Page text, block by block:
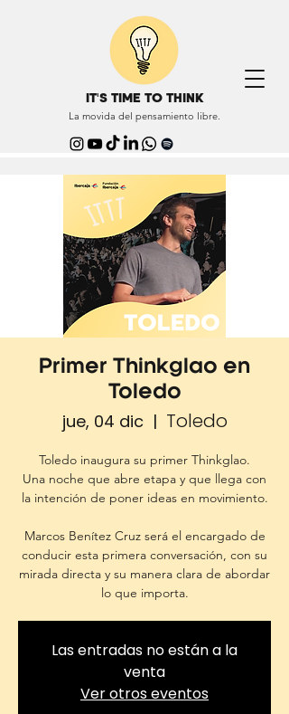
IT'S TIME TO THINK
La movida del pensamiento libre.
Primer Thinkglao en
Toledo
jue, 04 dic
  |
Toledo
Toledo inaugura su primer Thinkglao.
Una noche que abre etapa y que llega con
la intención de poner ideas en movimiento.
Marcos Benítez Cruz será el encargado de
conducir esta primera conversación, con su
mirada directa y su manera clara de abordar
lo que importa.
Las entradas no están a la
venta
Ver otros eventos